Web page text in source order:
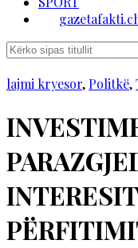
lajmi kryesor, Politkë,